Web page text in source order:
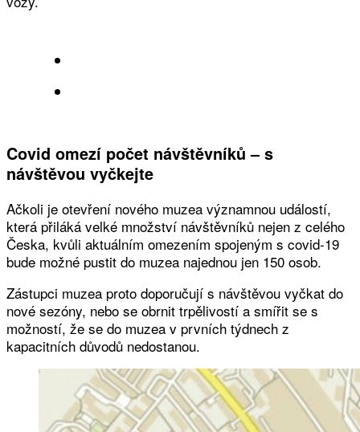
Covid omezí počet návštěvníků – s
návštěvou vyčkejte
Ačkoli je otevření nového muzea významnou událostí,
která přiláká velké množství návštěvníků nejen z celého
Česka, kvůli aktuálním omezením spojeným s covid-19
bude možné pustit do muzea najednou jen 150 osob.
Zástupci muzea proto doporučují s návštěvou vyčkat do
nové sezóny, nebo se obrnit trpělivostí a smířit se s
možností, že se do muzea v prvních týdnech z
kapacitních důvodů nedostanou.